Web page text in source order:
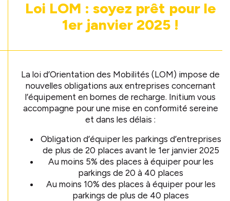
Loi LOM : soyez prêt pour le
1er janvier 2025 !
La loi d’Orientation des Mobilités (LOM) impose de
nouvelles obligations aux entreprises concernant
l’équipement en bornes de recharge. Initium vous
accompagne pour une mise en conformité sereine
et dans les délais :
Obligation d’équiper les parkings d’entreprises
de plus de 20 places avant le 1er janvier 2025
Au moins 5% des places à équiper pour les
parkings de 20 à 40 places
Au moins 10% des places à équiper pour les
parkings de plus de 40 places